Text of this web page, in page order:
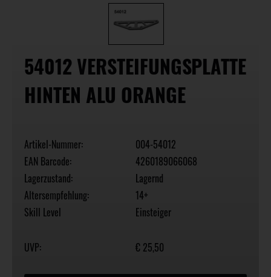
54012 VERSTEIFUNGSPLATTE
HINTEN ALU ORANGE
Artikel-Nummer:
004-54012
EAN Barcode:
4260189066068
Lagerzustand:
Lagernd
Altersempfehlung:
14+
Skill Level
Einsteiger
UVP: € 25,50